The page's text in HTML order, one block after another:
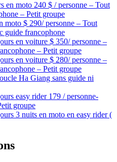
en moto 240 $ / personne – Tout
– Petit groupe
moto $ 290/ personne – Tout
guide francophone
en voiture $ 350/ personne –
– Petit groupe
en voiture $ 280/ personne –
– Petit groupe
Ha Giang sans guide ni
easy rider 179 / personne-
groupe
3 nuits en moto en easy rider (